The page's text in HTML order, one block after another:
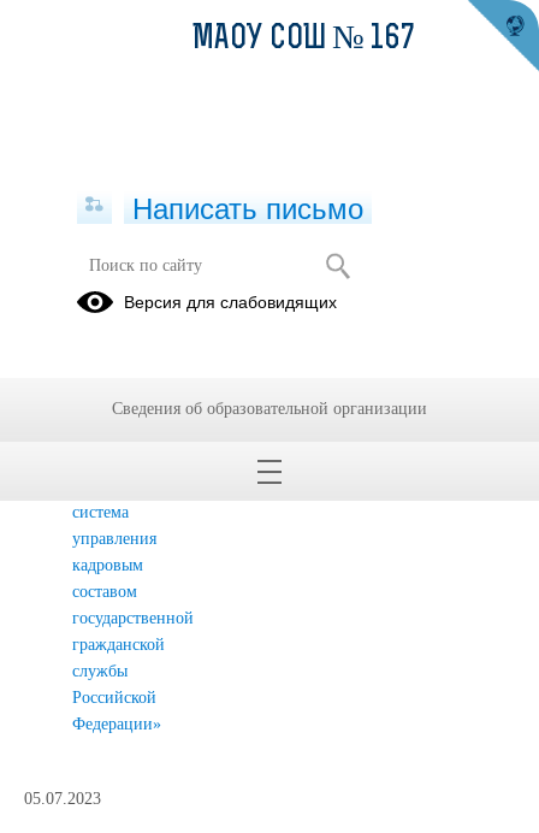
Методические материалы
России
система
управления
кадровым
составом
государственной
гражданской
службы
Российской
Федерации»
05.07.2023
МАОУ СОШ № 167
Написать письмо
Версия для слабовидящих
Сведения об образовательной организации